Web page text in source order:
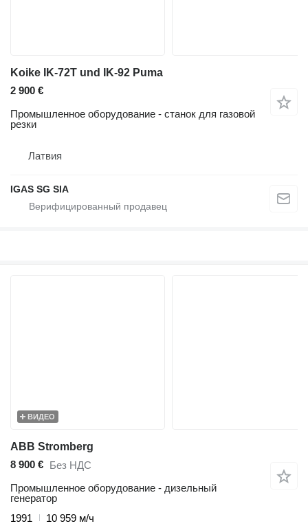
Koike IK-72T und IK-92 Puma
2 900 €
Промышленное оборудование - станок для газовой
резки
Латвия
IGAS SG SIA
ВИДЕО
ABB Stromberg
8 900 € Без НДС
Промышленное оборудование - дизельный
генератор
1991
10 959 м/ч